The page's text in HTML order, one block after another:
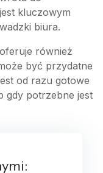
kluczowym
biura.
również
być przydatne
od razu gotowe
gdy potrzebne jest